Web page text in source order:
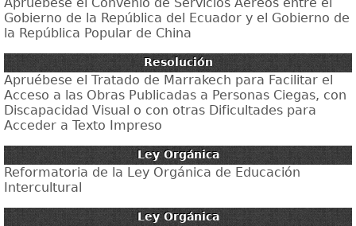
Gobierno de la República del Ecuador y el Gobierno de
la República Popular de China
Resolución
Apruébese el Tratado de Marrakech para Facilitar el
Acceso a las Obras Publicadas a Personas Ciegas, con
Discapacidad Visual o con otras Dificultades para
Acceder a Texto Impreso
Ley Orgánica
Reformatoria de la Ley Orgánica de Educación
Intercultural
Ley Orgánica